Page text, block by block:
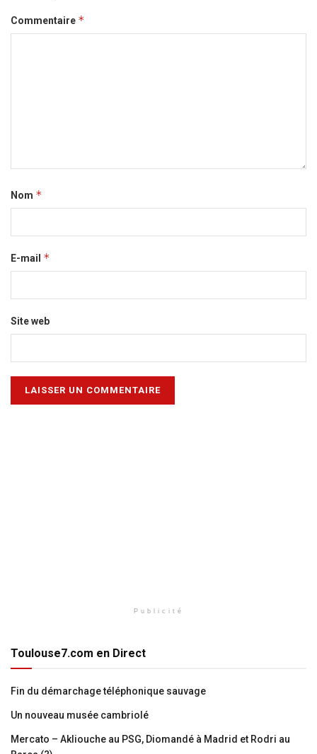
Commentaire *
Nom *
E-mail *
Site web
Publicité
Toulouse7.com en Direct
Fin du démarchage téléphonique sauvage
Un nouveau musée cambriolé
Mercato – Akliouche au PSG, Diomandé à Madrid et Rodri au